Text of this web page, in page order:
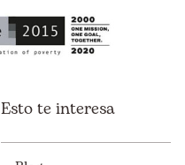
Esto te interesa